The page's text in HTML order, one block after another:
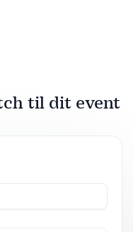
til dit event